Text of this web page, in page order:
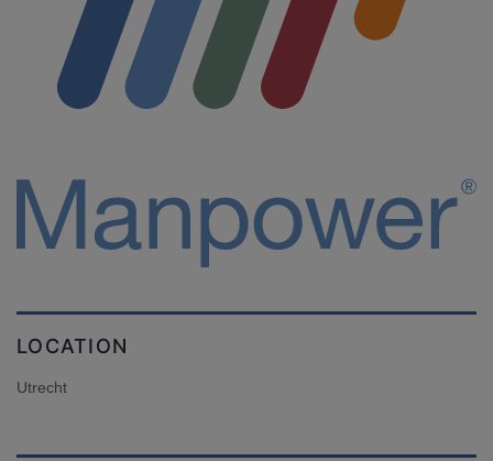
LOCATION
Utrecht